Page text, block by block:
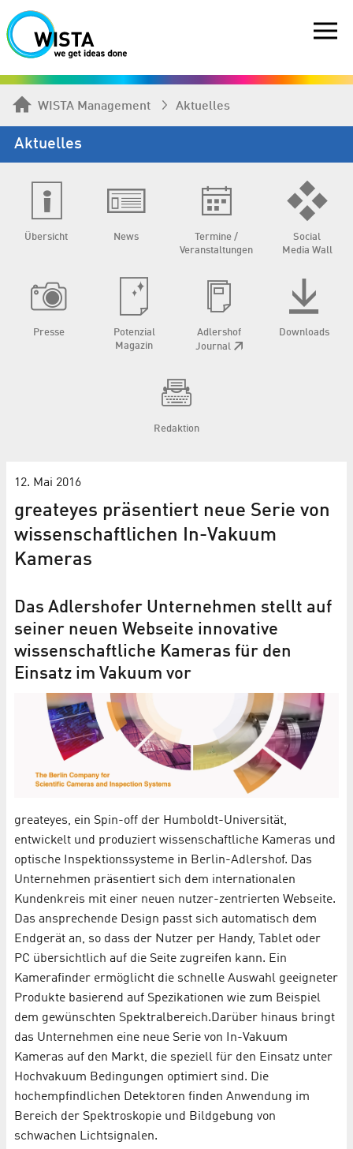
WISTA Management Aktuelles
Aktuelles
Übersicht News
Termine /
Veranstaltungen
Social
Media Wall
Presse
Potenzial
Magazin
Adlershof
Journal
Downloads
Redaktion
12. Mai 2016
greateyes präsentiert neue Serie von
wissenschaftlichen In-Vakuum
Kameras
Das Adlershofer Unternehmen stellt auf
seiner neuen Webseite innovative
wissenschaftliche Kameras für den
Einsatz im Vakuum vor
greateyes, ein Spin-off der Humboldt-Universität,
entwickelt und produziert wissenschaftliche Kameras und
optische Inspektionssysteme in Berlin-Adlershof. Das
Unternehmen präsentiert sich dem internationalen
Kundenkreis mit einer neuen nutzer-zentrierten Webseite.
Das ansprechende Design passt sich automatisch dem
Endgerät an, so dass der Nutzer per Handy, Tablet oder
PC übersichtlich auf die Seite zugreifen kann. Ein
Kamerafinder ermöglicht die schnelle Auswahl geeigneter
Produkte basierend auf Spezikationen wie zum Beispiel
dem gewünschten Spektralbereich.Darüber hinaus bringt
das Unternehmen eine neue Serie von In-Vakuum
Kameras auf den Markt, die speziell für den Einsatz unter
Hochvakuum Bedingungen optimiert sind. Die
hochempfindlichen Detektoren finden Anwendung im
Bereich der Spektroskopie und Bildgebung von
schwachen Lichtsignalen.